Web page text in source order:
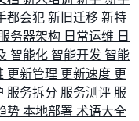
都会犯 新旧迁移 新特
务器架构 日常运维 日
智能化 智能开发 智能
更新管理 更新速度 更
服务拆分 服务测评 服
势 本地部署 术语大全